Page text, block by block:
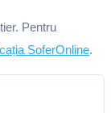
Pentru
SoferOnline.